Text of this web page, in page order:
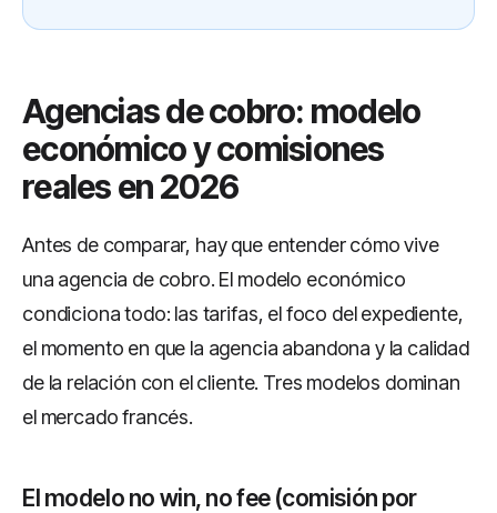
Agencias de cobro: modelo
económico y comisiones
reales en 2026
Antes de comparar, hay que entender cómo vive
una agencia de cobro. El modelo económico
condiciona todo: las tarifas, el foco del expediente,
el momento en que la agencia abandona y la calidad
de la relación con el cliente. Tres modelos dominan
el mercado francés.
El modelo no win, no fee (comisión por